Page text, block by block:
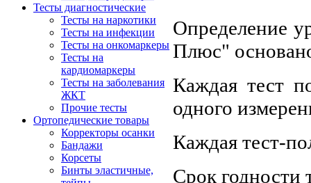
Тесты диагностические
Тесты на наркотики
Тесты на инфекции
Тесты на онкомаркеры
Тесты на
кардиомаркеры
Тесты на заболевания
ЖКТ
Прочие тесты
Ортопедические товары
Корректоры осанки
Бандажи
Корсеты
Бинты эластичные,
Определение
Плюс"
Каждая тест
одного
Каждая тест-
Срок годности